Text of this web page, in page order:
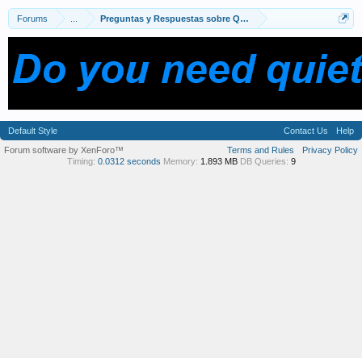
Forums Preguntas y Respuestas sobre QRZ.COM
Default Style Contact Us
Help
Terms and Rules
Privacy Policy
Forum software by XenForo™
Timing: 0.0312 seconds Memory: 1.893 MB DB Queries: 9